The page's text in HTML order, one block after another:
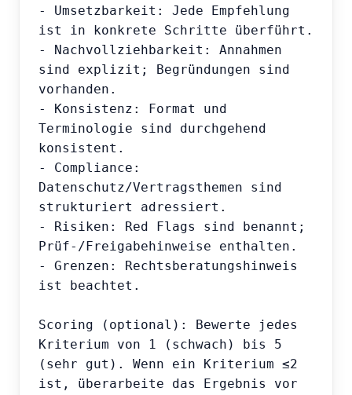
- Umsetzbarkeit: Jede Empfehlung
ist in konkrete Schritte überführt.
- Nachvollziehbarkeit: Annahmen
sind explizit; Begründungen sind
vorhanden.
- Konsistenz: Format und
Terminologie sind durchgehend
konsistent.
- Compliance:
Datenschutz/Vertragsthemen sind
strukturiert adressiert.
- Risiken: Red Flags sind benannt;
Prüf-/Freigabehinweise enthalten.
- Grenzen: Rechtsberatungshinweis
ist beachtet.
Scoring (optional): Bewerte jedes
Kriterium von 1 (schwach) bis 5
(sehr gut). Wenn ein Kriterium ≤2
ist, überarbeite das Ergebnis vor